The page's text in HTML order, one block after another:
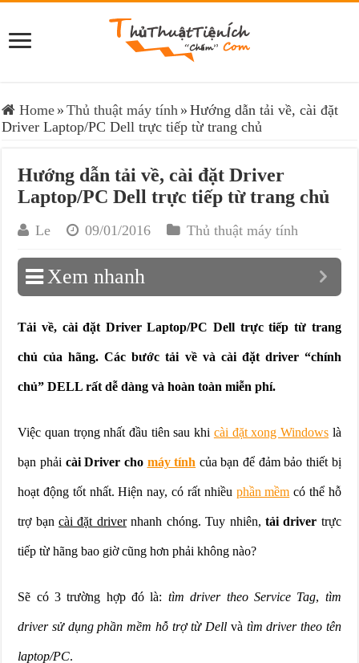
Home » Thủ thuật máy tính » Hướng dẫn tải về, cài đặt
Driver Laptop/PC Dell trực tiếp từ trang chủ
Hướng dẫn tải về, cài đặt Driver
Laptop/PC Dell trực tiếp từ trang chủ
Le 09/01/2016 Thủ thuật máy tính
Xem nhanh
Tải về, cài đặt Driver Laptop/PC Dell trực tiếp từ trang
chủ của hãng. Các bước tải về và cài đặt driver “chính
chủ” DELL rất dễ dàng và hoàn toàn miễn phí.
Việc quan trọng nhất đầu tiên sau khi cài đặt xong Windows là
bạn phải cài Driver cho máy tính của bạn để đảm bảo thiết bị
hoạt động tốt nhất. Hiện nay, có rất nhiều phần mềm có thể hỗ
trợ bạncài đặt drivernhanh chóng. Tuy nhiên, tải driver trực
tiếp từ hãng bao giờ cũng hơn phải không nào?
Sẽ có 3 trường hợp đó là: tìm driver theo Service Tag, tìm
driver sử dụng phần mềm hỗ trợ từ Dell và tìm driver theo tên
laptop/PC.